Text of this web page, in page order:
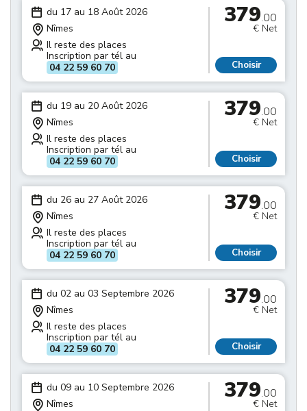
du 17 au 18 Août 2026
Nîmes
Il reste des places
Inscription par tél au
04 22 59 60 70
379.00
€ Net
Choisir
du 19 au 20 Août 2026
Nîmes
Il reste des places
Inscription par tél au
04 22 59 60 70
379.00
€ Net
Choisir
du 26 au 27 Août 2026
Nîmes
Il reste des places
Inscription par tél au
04 22 59 60 70
379.00
€ Net
Choisir
du 02 au 03 Septembre 2026
Nîmes
Il reste des places
Inscription par tél au
04 22 59 60 70
379.00
€ Net
Choisir
du 09 au 10 Septembre 2026
Nîmes
379.00
€ Net